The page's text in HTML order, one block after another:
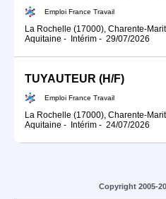
Emploi France Travail
La Rochelle (17000), Charente-
Aquitaine - Intérim - 29/07/2026
TUYAUTEUR (H/F)
Emploi France Travail
La Rochelle (17000), Charente-
Aquitaine - Intérim - 24/07/2026
Copyright 2005-